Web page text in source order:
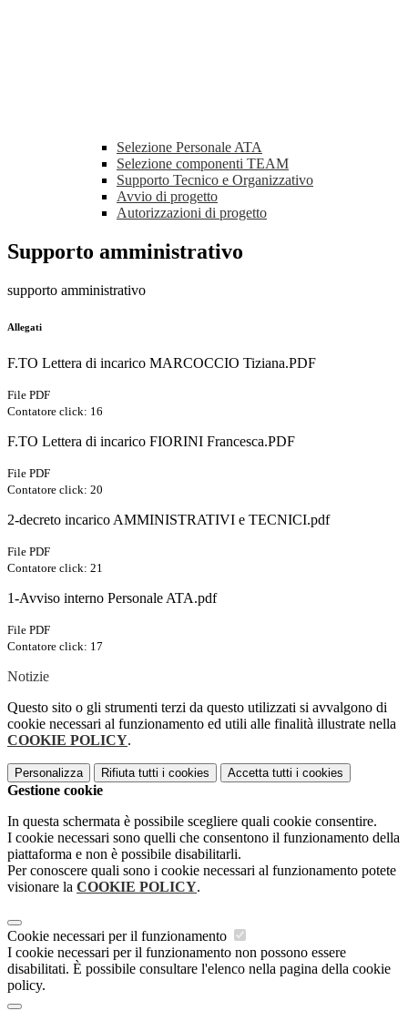
Selezione Personale ATA
Selezione componenti TEAM
Supporto Tecnico e Organizzativo
Avvio di progetto
Autorizzazioni di progetto
Supporto amministrativo
supporto amministrativo
Allegati
F.TO Lettera di incarico MARCOCCIO Tiziana.PDF
File PDF
Contatore click: 16
F.TO Lettera di incarico FIORINI Francesca.PDF
File PDF
Contatore click: 20
2-decreto incarico AMMINISTRATIVI e TECNICI.pdf
File PDF
Contatore click: 21
1-Avviso interno Personale ATA.pdf
File PDF
Contatore click: 17
Notizie
Questo sito o gli strumenti terzi da questo utilizzati si avvalgono di
cookie necessari al funzionamento ed utili alle finalità illustrate nella
COOKIE POLICY.
Personalizza Rifiuta tutti i cookies Accetta tutti i cookies
Gestione cookie
In questa schermata è possibile scegliere quali cookie consentire.
I cookie necessari sono quelli che consentono il funzionamento della
piattaforma e non è possibile disabilitarli.
Per conoscere quali sono i cookie necessari al funzionamento potete
visionare la COOKIE POLICY.
Cookie necessari per il funzionamento
I cookie necessari per il funzionamento non possono essere
disabilitati. È possibile consultare l'elenco nella pagina della cookie
policy.